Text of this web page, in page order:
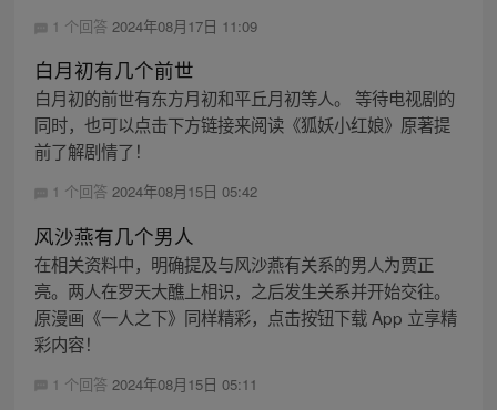
1 个回答 2024年08月17日 11:09
白月初有几个前世
白月初的前世有东方月初和平丘月初等人。 等待电视剧的
同时，也可以点击下方链接来阅读《狐妖小红娘》原著提
前了解剧情了！
1 个回答 2024年08月15日 05:42
风沙燕有几个男人
在相关资料中，明确提及与风沙燕有关系的男人为贾正
亮。两人在罗天大醮上相识，之后发生关系并开始交往。
原漫画《一人之下》同样精彩，点击按钮下载 App 立享精
彩内容！
1 个回答 2024年08月15日 05:11